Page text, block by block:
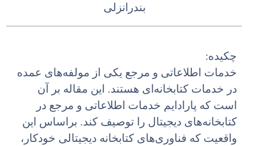
بندر‌انزلی
چکیده:
خدمات اطلاعاتی و مرجع یکی از مولفه‌های عمده
در خدمات کتابخانه‌ای هستند. این مقاله بر آن
است که پارادایم خدمات اطلاعاتی و مرجع در
کتابخانه‌های دیجیتال را توصیف کند. براساس این
واقعیت که فناوری‌های کتابخانه دیجیتالی خودکار،